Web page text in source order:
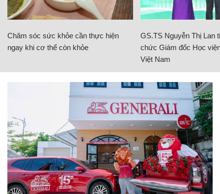
Chăm sóc sức khỏe cần thực hiện
ngay khi cơ thể còn khỏe
GS.TS Nguyễn Thị Lan
chức Giám đốc Học
Việt Nam